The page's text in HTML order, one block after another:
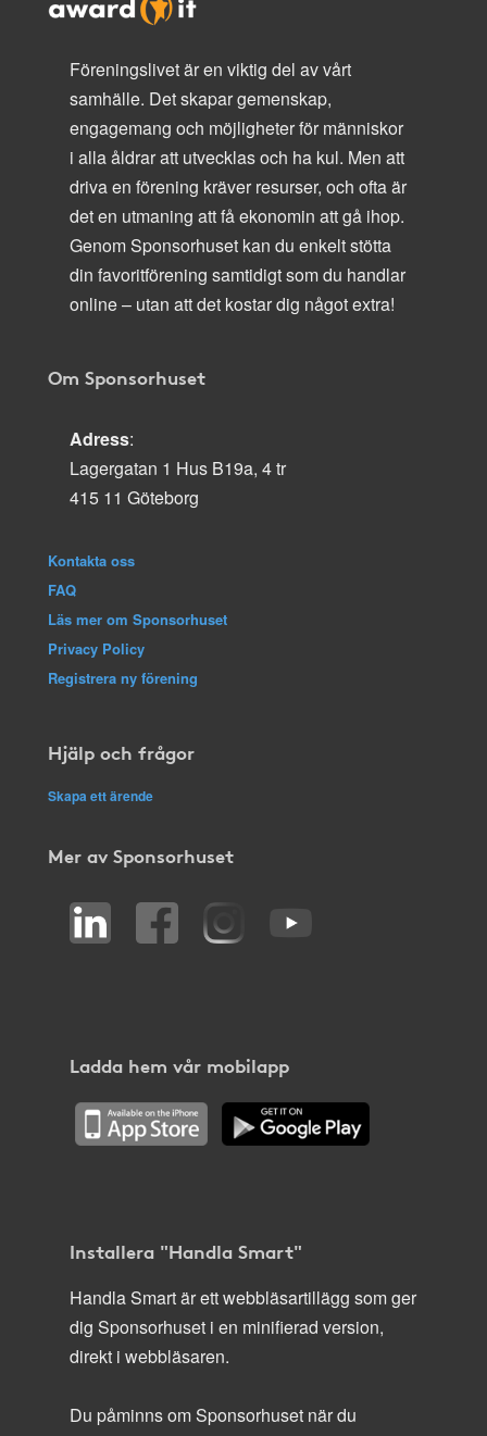
Föreningslivet är en viktig del av vårt
samhälle. Det skapar gemenskap,
engagemang och möjligheter för människor
i alla åldrar att utvecklas och ha kul. Men att
driva en förening kräver resurser, och ofta är
det en utmaning att få ekonomin att gå ihop.
Genom Sponsorhuset kan du enkelt stötta
din favoritförening samtidigt som du handlar
online – utan att det kostar dig något extra!
Om Sponsorhuset
Adress:
Lagergatan 1 Hus B19a, 4 tr
415 11 Göteborg
Kontakta oss
FAQ
Läs mer om Sponsorhuset
Privacy Policy
Registrera ny förening
Hjälp och frågor
Skapa ett ärende
Mer av Sponsorhuset
Ladda hem vår mobilapp
Installera "Handla Smart"
Handla Smart är ett webbläsartillägg som ger
dig Sponsorhuset i en minifierad version,
direkt i webbläsaren.
Du påminns om Sponsorhuset när du